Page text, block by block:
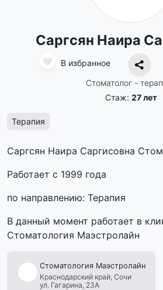
Саргсян Наира
В избранное
Стоматолог -
Стаж: 27 лет
Терапия
Саргсян Наира Саргисовна
Работает с 1999 года
по направлению: Терапия
В данный момент работает в
Стоматология Маэстролайн
Стоматология Маэстролайн
Краснодарский край, Сочи
ул. Гагарина, 23А